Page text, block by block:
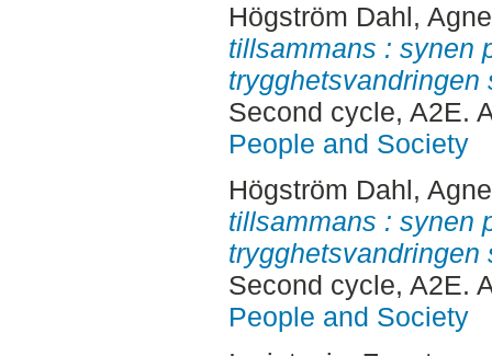
Högström Dahl,
tillsammans : synen
trygghetsvandringen
Second cycle, A2E.
People and Society
Högström Dahl,
tillsammans : synen
trygghetsvandringen
Second cycle, A2E.
People and Society